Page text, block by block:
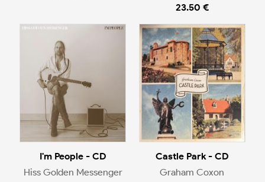
23.50 €
I'm People - CD
Hiss Golden Messenger
Castle Park - CD
Graham Coxon